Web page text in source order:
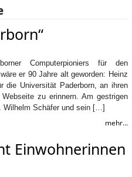
Computerpioniers für den
er 90 Jahre alt geworden: Heinz
die Universität Paderborn, an ihren
zu erinnern. Am gestrigen
Wilhelm Schäfer und sein […]
mehr...
Einwohnerinnen